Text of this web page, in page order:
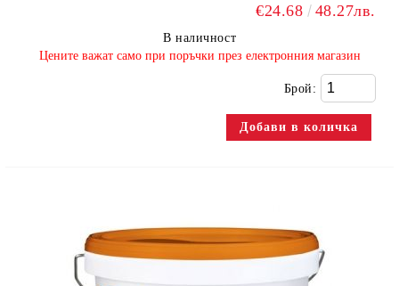
€24.68 48.27лв.
В наличност
​Цените важат само при поръчки през електронния магазин
Брой: